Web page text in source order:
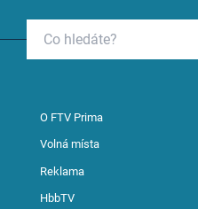
O FTV Prima
Volná místa
Reklama
HbbTV